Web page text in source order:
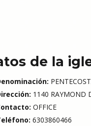
de la
1140 RAYMOND
OFFICE
6303860466